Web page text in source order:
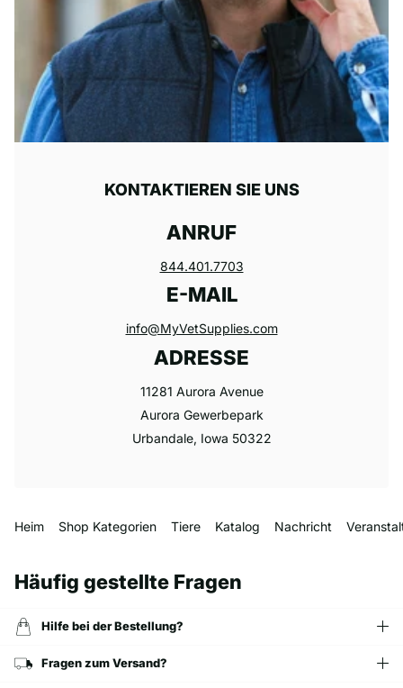
KONTAKTIEREN SIE UNS
ANRUF
844.401.7703
E-MAIL
info@MyVetSupplies.com
ADRESSE
11281 Aurora Avenue
Aurora Gewerbepark
Urbandale, Iowa 50322
Heim Shop Kategorien Tiere Katalog Nachricht
Häufig gestellte Fragen
Hilfe bei der Bestellung?
Fragen zum Versand?